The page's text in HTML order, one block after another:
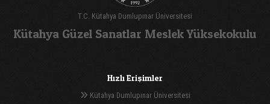
T.C. Kütahya Dumlupınar Üniversitesi
Kütahya Güzel Sanatlar Meslek Yüksekokulu
Hızlı Erişimler
Kütahya Dumlupınar Üniversitesi